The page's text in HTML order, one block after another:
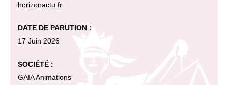
horizonactu.fr
DATE DE PARUTION :
17 Juin 2026
SOCIÉTÉ :
GAIA Animations